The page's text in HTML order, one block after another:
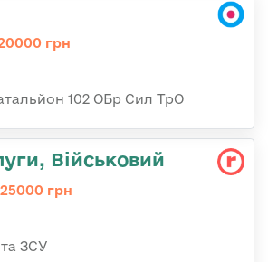
грн
102 ОБр Сил ТрО
Військовий
грн
ЗСУ